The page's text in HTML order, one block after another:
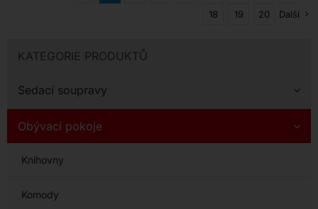
KATEGORIE PRODUKTŮ
Sedací soupravy
Obývací pokoje
Knihovny
Komody
18
19 20 Další